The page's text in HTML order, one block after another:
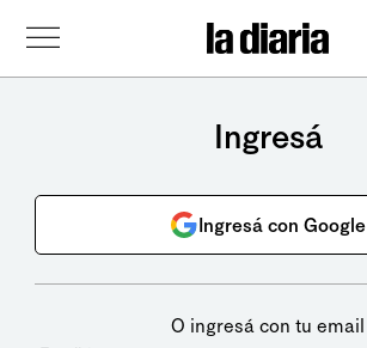
Ingresá
Ingresá con Google
O ingresá con tu email